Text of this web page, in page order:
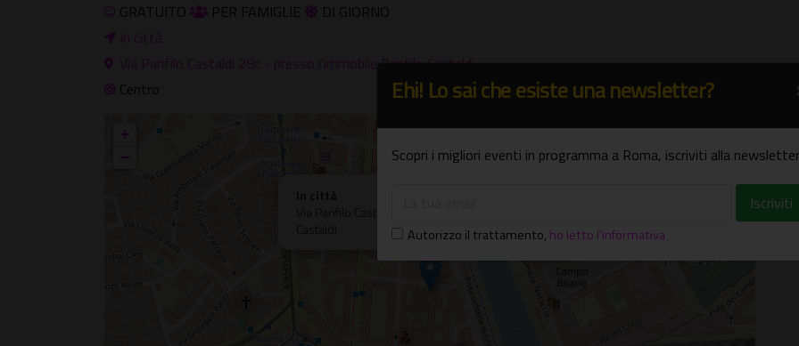
GRATUITO
PER FAMIGLIE
DI GIORNO
In città
Via Panfilo Castaldi 28c - presso l'immobile Panfilo Castaldi
Centro
+
−
Ehi! Lo sai che esiste una newsletter?
Scopri i migliori eventi in programma a Roma, iscriviti alla
Autorizzo il trattamento, ho letto l'informativa